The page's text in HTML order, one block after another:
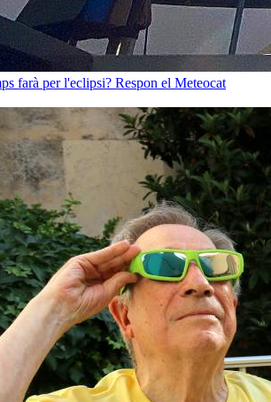
farà per l'eclipsi? Respon el Meteocat